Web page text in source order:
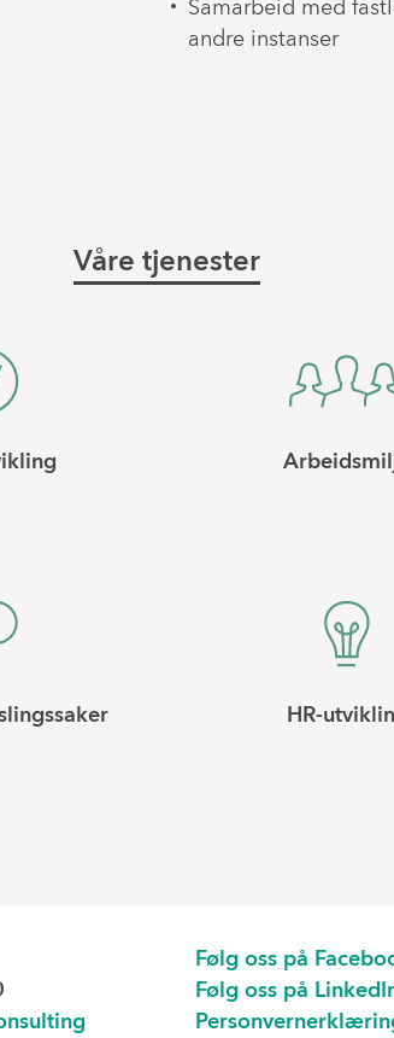
Samarbeid med
andre instanser
Våre tjenester
HR-
Følg oss på
Følg oss på